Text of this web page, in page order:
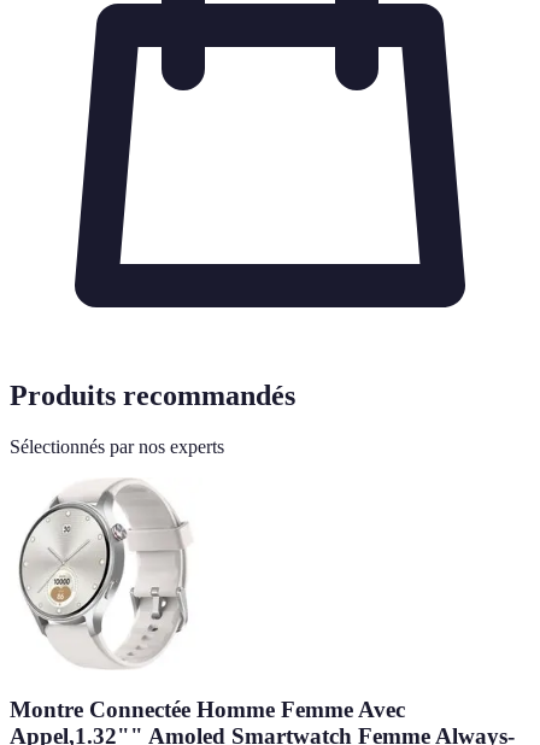
Produits recommandés
Sélectionnés par nos experts
Montre Connectée Homme Femme Avec
Appel,1.32"" Amoled Smartwatch Femme Always-